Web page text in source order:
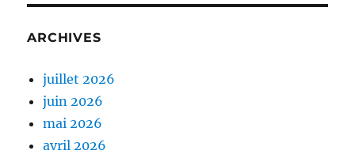
ARCHIVES
juillet 2026
juin 2026
mai 2026
avril 2026